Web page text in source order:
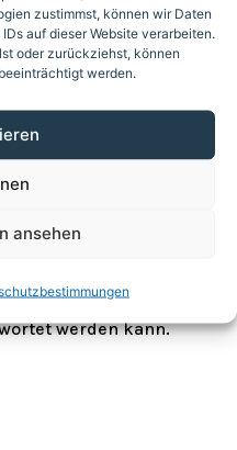
zustimmst, können wir Daten
auf dieser Website verarbeiten.
oder zurückziehst, können
werden.
ansehen
speichert, sodass
werden kann.